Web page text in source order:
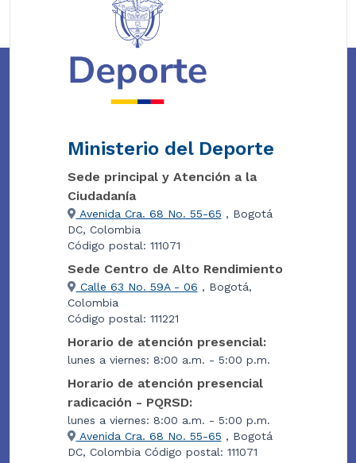
Ministerio del Deporte
Sede principal y Atención a la
Ciudadanía
Avenida Cra. 68 No. 55-65 , Bogotá
DC, Colombia
Código postal: 111071
Sede Centro de Alto Rendimiento
Calle 63 No. 59A - 06 , Bogotá,
Colombia
Código postal: 111221
Horario de atención presencial:
lunes a viernes: 8:00 a.m. - 5:00 p.m.
Horario de atención presencial
radicación - PQRSD:
lunes a viernes: 8:00 a.m. - 5:00 p.m.
Avenida Cra. 68 No. 55-65 , Bogotá
DC, Colombia Código postal: 111071